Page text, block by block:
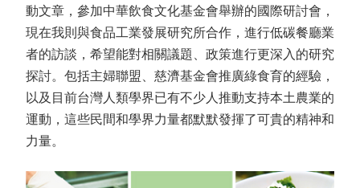
動文章，參加中華飲食文化基金會舉辦的國際研討會，
現在我則與食品工業發展研究所合作，進行低碳餐廳業
者的訪談，希望能對相關議題、政策進行更深入的研究
探討。包括主婦聯盟、慈濟基金會推廣綠食育的經驗，
以及目前台灣人類學界已有不少人推動支持本土農業的
運動，這些民間和學界力量都默默發揮了可貴的精神和
力量。